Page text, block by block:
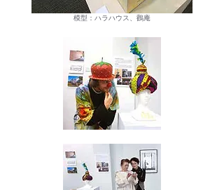
模型：ハラハウス、鸛庵